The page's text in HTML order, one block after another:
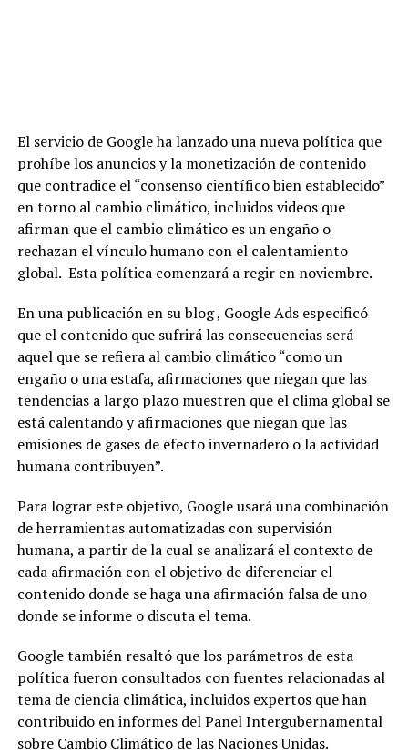
El servicio de Google ha lanzado una nueva política que
prohíbe los anuncios y la monetización de contenido
que contradice el “consenso científico bien establecido”
en torno al cambio climático, incluidos videos que
afirman que el cambio climático es un engaño o
rechazan el vínculo humano con el calentamiento
global. Esta política comenzará a regir en noviembre.
En una publicación en su blog , Google Ads especificó
que el contenido que sufrirá las consecuencias será
aquel que se refiera al cambio climático “como un
engaño o una estafa, afirmaciones que niegan que las
tendencias a largo plazo muestren que el clima global se
está calentando y afirmaciones que niegan que las
emisiones de gases de efecto invernadero o la actividad
humana contribuyen”.
Para lograr este objetivo, Google usará una combinación
de herramientas automatizadas con supervisión
humana, a partir de la cual se analizará el contexto de
cada afirmación con el objetivo de diferenciar el
contenido donde se haga una afirmación falsa de uno
donde se informe o discuta el tema.
Google también resaltó que los parámetros de esta
política fueron consultados con fuentes relacionadas al
tema de ciencia climática, incluidos expertos que han
contribuido en informes del Panel Intergubernamental
sobre Cambio Climático de las Naciones Unidas.